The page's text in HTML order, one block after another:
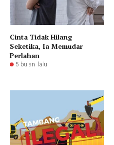
Cinta Tidak Hilang
Seketika, Ia Memudar
Perlahan
5 bulan lalu